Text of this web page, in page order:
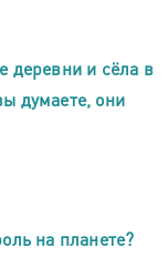
деревни и сёла в
думаете, они
на планете?